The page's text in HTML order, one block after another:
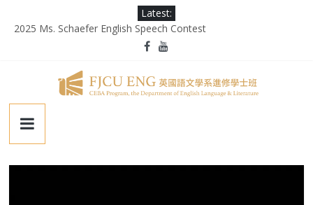
Latest:
2025 Ms. Schaefer English Speech Contest
輔大百年校慶｜進修部英文系系友回娘家暨陳麗秀老師退休茶會
為受災民眾祈禱，願平安恢復
徵業務助理(需具備口譯能力)
輔
仁